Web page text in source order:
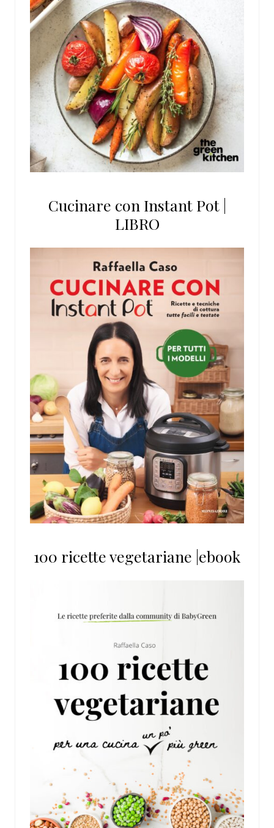
Cucinare con Instant Pot |
LIBRO
100 ricette vegetariane |ebook